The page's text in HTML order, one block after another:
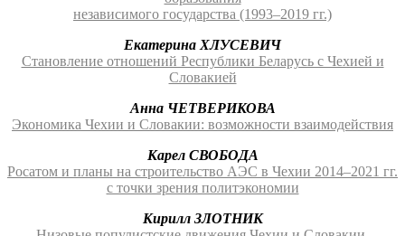
независимого государства (1993–2019 гг.)
Екатерина ХЛУСЕВИЧ
Становление отношений Республики Беларусь с Чехией и
Словакией
Анна ЧЕТВЕРИКОВА
Экономика Чехии и Словакии: возможности взаимодействия
Карел СВОБОДА
Росатом и планы на строительство АЭС в Чехии 2014–2021 гг.
с точки зрения политэкономии
Кирилл ЗЛОТНИК